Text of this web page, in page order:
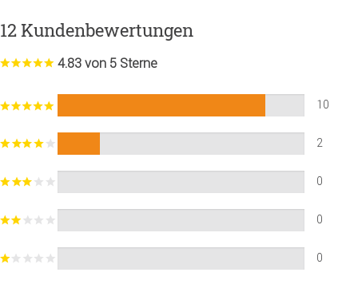
12 Kundenbewertungen
4.83 von 5 Sterne
10
2
0
0
0